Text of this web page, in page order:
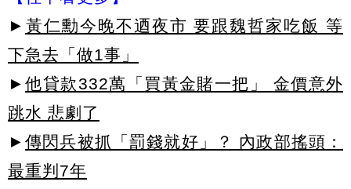
► 黃仁勳今晚不迺夜市 要跟魏哲家吃飯 等
下急去「做1事」
► 他貸款332萬「買黃金賭一把」 金價意外
跳水 悲劇了
► 傳閃兵被抓「罰錢就好」？ 內政部搖頭：
最重判7年